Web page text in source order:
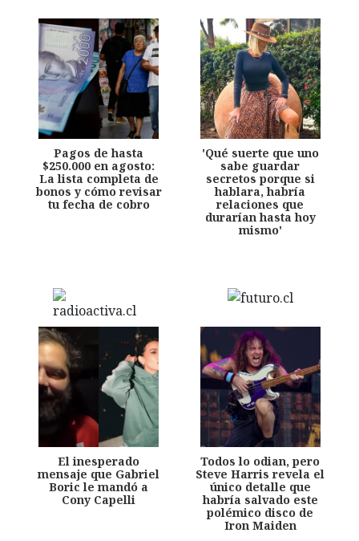
Pagos de hasta
$250.000 en agosto:
La lista completa de
bonos y cómo revisar
tu fecha de cobro
'Qué suerte que uno
sabe guardar
secretos porque si
hablara, habría
relaciones que
durarían hasta hoy
mismo'
El inesperado
mensaje que Gabriel
Boric le mandó a
Cony Capelli
Todos lo odian, pero
Steve Harris revela el
único detalle que
habría salvado este
polémico disco de
Iron Maiden